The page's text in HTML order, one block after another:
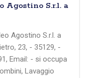
Agostino S.r.l. a
Agostino S.r.l. a
23, - 35129, -
Email: - si occupa
Lavaggio